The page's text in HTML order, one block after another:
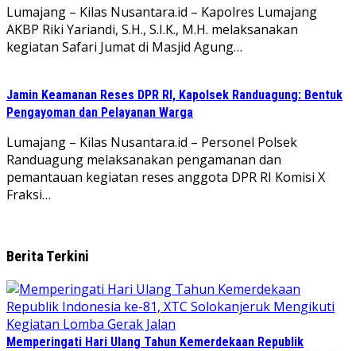
Lumajang – Kilas Nusantara.id – Kapolres Lumajang
AKBP Riki Yariandi, S.H., S.I.K., M.H. melaksanakan
kegiatan Safari Jumat di Masjid Agung…
Jamin Keamanan Reses DPR RI, Kapolsek Randuagung: Bentuk
Pengayoman dan Pelayanan Warga
Lumajang – Kilas Nusantara.id – Personel Polsek
Randuagung melaksanakan pengamanan dan
pemantauan kegiatan reses anggota DPR RI Komisi X
Fraksi…
Berita Terkini
Memperingati Hari Ulang Tahun Kemerdekaan Republik